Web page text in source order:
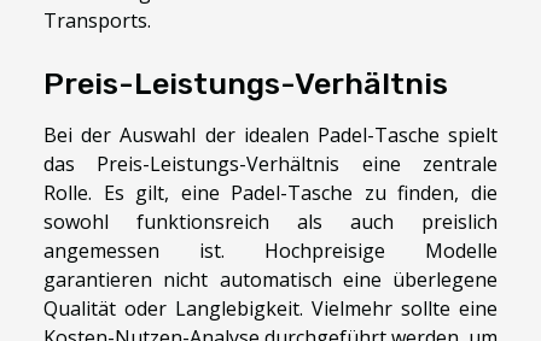
Transports.
Preis-Leistungs-Verhältnis
Bei der Auswahl der idealen Padel-Tasche spielt
das Preis-Leistungs-Verhältnis eine zentrale
Rolle. Es gilt, eine Padel-Tasche zu finden, die
sowohl funktionsreich als auch preislich
angemessen ist. Hochpreisige Modelle
garantieren nicht automatisch eine überlegene
Qualität oder Langlebigkeit. Vielmehr sollte eine